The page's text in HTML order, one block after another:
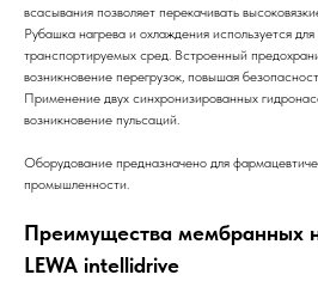
всасывания позволяет перекачивать
Рубашка нагрева и охлаждения используется
транспортируемых сред. Встроенный
возникновение перегрузок, повышая
Применение двух синхронизированных
возникновение пульсаций.
Оборудование предназначено для
промышленности.
Преимущества мембранных
LEWA intellidrive